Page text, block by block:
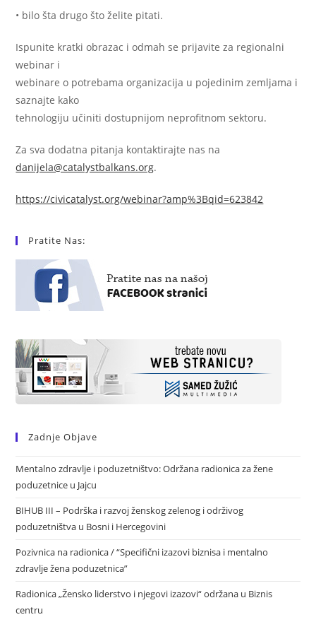
• bilo šta drugo što želite pitati.
Ispunite kratki obrazac i odmah se prijavite za regionalni
webinar i
webinare o potrebama organizacija u pojedinim zemljama i
saznajte kako
tehnologiju učiniti dostupnijom neprofitnom sektoru.
Za sva dodatna pitanja kontaktirajte nas na
danijela@catalystbalkans.org.
https://civicatalyst.org/webinar?amp%3Bqid=623842
Pratite Nas:
Zadnje Objave
Mentalno zdravlje i poduzetništvo: Održana radionica za žene
poduzetnice u Jajcu
BIHUB III – Podrška i razvoj ženskog zelenog i održivog
poduzetništva u Bosni i Hercegovini
Pozivnica na radionica / “Specifični izazovi biznisa i mentalno
zdravlje žena poduzetnica”
Radionica „Žensko liderstvo i njegovi izazovi“ održana u Biznis
centru